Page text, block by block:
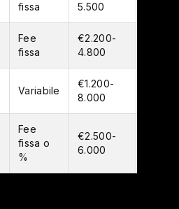
fissa
5.500
Fee
fissa
€2.200-
4.800
Variabile
€1.200-
8.000
Fee
fissa o
%
€2.500-
6.000